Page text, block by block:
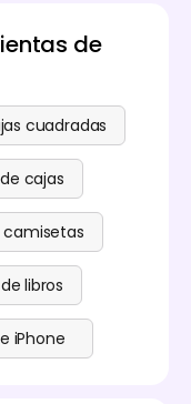
de maquetas
proceso de
completamente
Consulta
detalles.
de
cuadradas
cajas
libros
iPhone